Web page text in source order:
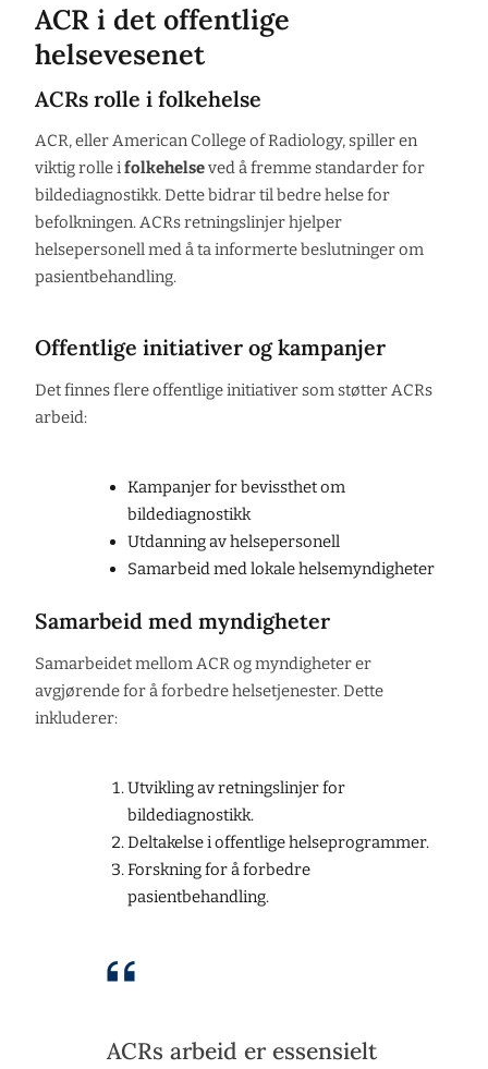
ACR i det offentlige
helsevesenet
ACRs rolle i folkehelse
ACR, eller American College of Radiology, spiller en
viktig rolle ifolkehelseved å fremme standarder for
bildediagnostikk. Dette bidrar til bedre helse for
befolkningen. ACRs retningslinjer hjelper
helsepersonell med å ta informerte beslutninger om
pasientbehandling.
Offentlige initiativer og kampanjer
Det finnes flere offentlige initiativer som støtter ACRs
arbeid:
Kampanjer for bevissthet om
bildediagnostikk
Utdanning av helsepersonell
Samarbeid med lokale helsemyndigheter
Samarbeid med myndigheter
Samarbeidet mellom ACR og myndigheter er
avgjørende for å forbedre helsetjenester. Dette
inkluderer:
Utvikling av retningslinjer for
bildediagnostikk.
Deltakelse i offentlige helseprogrammer.
Forskning for å forbedre
pasientbehandling.
ACRs arbeid er essensielt